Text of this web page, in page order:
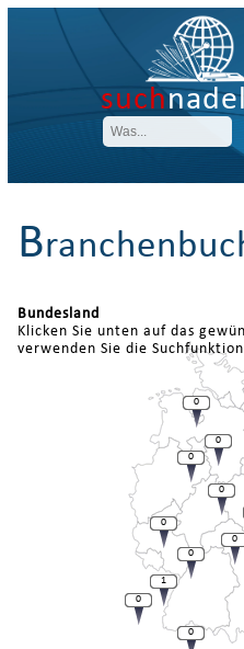
such
B
Bundesland
Klicken Sie unten auf das
verwenden Sie die
0
0
0
0
0
0
0
1
0
0